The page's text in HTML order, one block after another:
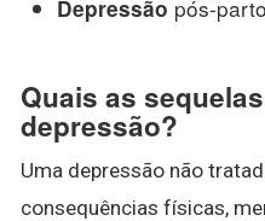
Depressão pós-
Quais as
depressão?
Uma depressão não
consequências físicas,